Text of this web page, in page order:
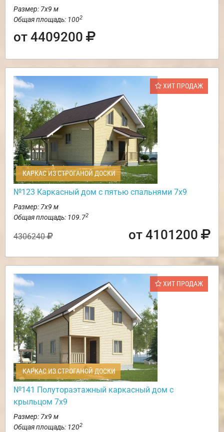
Размер: 7х9 м
Общая площадь: 1002
от 4409200
ХИТ ПРОДАЖ
КАРКАС ИЗ СТРОГАНОЙ ДОСКИ
№123 Каркасный дом с пятью спальнями 7х9
Размер: 7х9 м
Общая площадь: 109.72
4306240 от 4101200
ХИТ ПРОДАЖ
КАРКАС ИЗ СТРОГАНОЙ ДОСКИ
№141 Полутораэтажный каркасный дом с
крыльцом 7х9
Размер: 7х9 м
Общая площадь: 1202